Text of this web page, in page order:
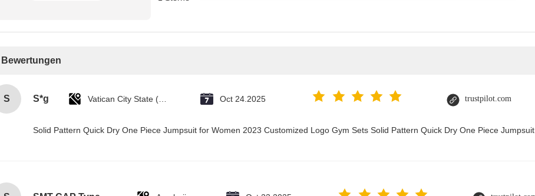
S S*g Oct 24.2025 trustpilot.com
Solid Pattern Quick Dry One Piece Jumpsuit for Women 2023 Customized Logo Gym Sets Solid Pattern Quick Dry One Piece